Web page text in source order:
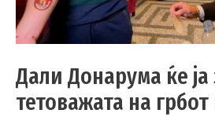
Дали Донарума ќе
тетоважата на